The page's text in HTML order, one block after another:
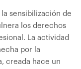
sensibilización de
los derechos
La actividad
por la
creada hace un